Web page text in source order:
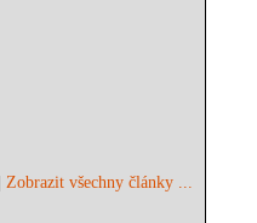
|Zobrazit všechny články ...